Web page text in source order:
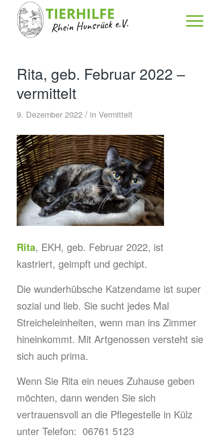
Rita, geb. Februar 2022 –
vermittelt
9. Dezember 2022 / in Vermittelt
Rita, EKH, geb. Februar 2022, ist
kastriert, geimpft und gechipt.
Die wunderhübsche Katzendame ist super
sozial und lieb. Sie sucht jedes Mal
Streicheleinheiten, wenn man ins Zimmer
hineinkommt. Mit Artgenossen versteht sie
sich auch prima.
Wenn Sie Rita ein neues Zuhause geben
möchten, dann wenden Sie sich
vertrauensvoll an die Pflegestelle in Külz
unter Telefon: 06761 5123